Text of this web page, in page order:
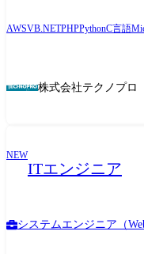
AWSVB.NETPHPPythonC言語
株式会社テクノプ
NEW
ITエンジニア
システムエンジニア（